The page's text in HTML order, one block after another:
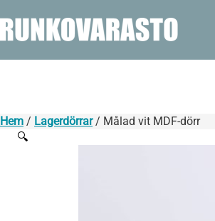
Hem / Lagerdörrar/ Målad vit MDF-dörr
🔍